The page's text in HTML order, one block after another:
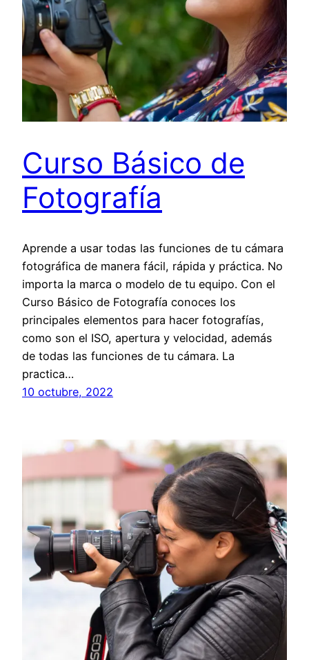
Curso Básico de
Fotografía
Aprende a usar todas las funciones de tu cámara
fotográfica de manera fácil, rápida y práctica. No
importa la marca o modelo de tu equipo. Con el
Curso Básico de Fotografía conoces los
principales elementos para hacer fotografías,
como son el ISO, apertura y velocidad, además
de todas las funciones de tu cámara. La
practica…
10 octubre, 2022